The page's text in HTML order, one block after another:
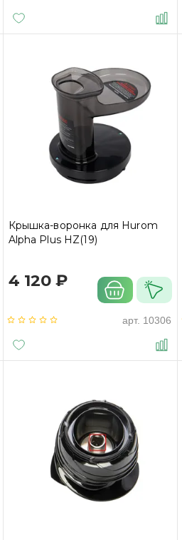
Крышка-воронка для Hurom
Alpha Plus HZ(19)
4 120 ₽
арт. 10306